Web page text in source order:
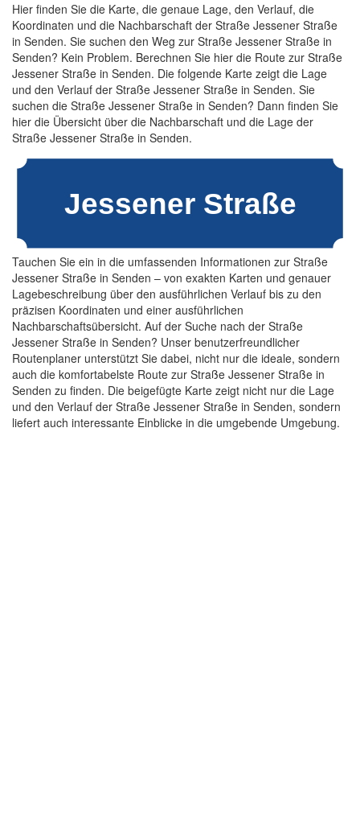
Hier finden Sie die Karte, die genaue Lage, den Verlauf, die
Koordinaten und die Nachbarschaft der Straße Jessener Straße
in Senden. Sie suchen den Weg zur Straße Jessener Straße in
Senden? Kein Problem. Berechnen Sie hier die Route zur Straße
Jessener Straße in Senden. Die folgende Karte zeigt die Lage
und den Verlauf der Straße Jessener Straße in Senden. Sie
suchen die Straße Jessener Straße in Senden? Dann finden Sie
hier die Übersicht über die Nachbarschaft und die Lage der
Straße Jessener Straße in Senden.
Tauchen Sie ein in die umfassenden Informationen zur Straße
Jessener Straße in Senden – von exakten Karten und genauer
Lagebeschreibung über den ausführlichen Verlauf bis zu den
präzisen Koordinaten und einer ausführlichen
Nachbarschaftsübersicht. Auf der Suche nach der Straße
Jessener Straße in Senden? Unser benutzerfreundlicher
Routenplaner unterstützt Sie dabei, nicht nur die ideale, sondern
auch die komfortabelste Route zur Straße Jessener Straße in
Senden zu finden. Die beigefügte Karte zeigt nicht nur die Lage
und den Verlauf der Straße Jessener Straße in Senden, sondern
liefert auch interessante Einblicke in die umgebende Umgebung.